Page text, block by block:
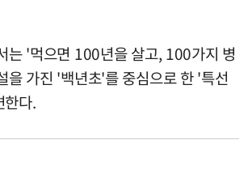
는 '먹으면 100년을 살고, 100가지 병
을 가진 '백년초'를 중심으로 한 '특선
한다.